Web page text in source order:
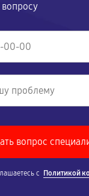
с Политикой